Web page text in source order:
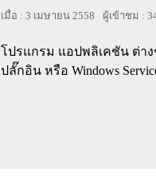
เมื่อ : 3 เมษายน 2558 ผู้เข้าชม :
โปรแกรม แอปพลิเคชัน ต่าง
ปลั๊กอิน หรือ Windows